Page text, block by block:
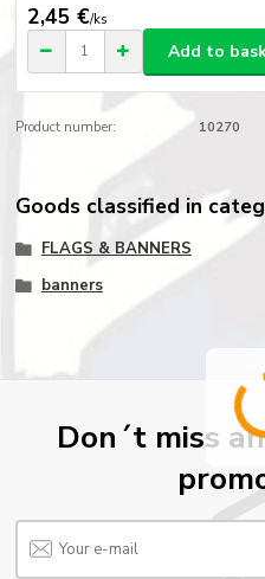
2,45 €/ks
Add to
Product number: 10270
Goods classified in
FLAGS & BANNERS
banners
Don´t miss